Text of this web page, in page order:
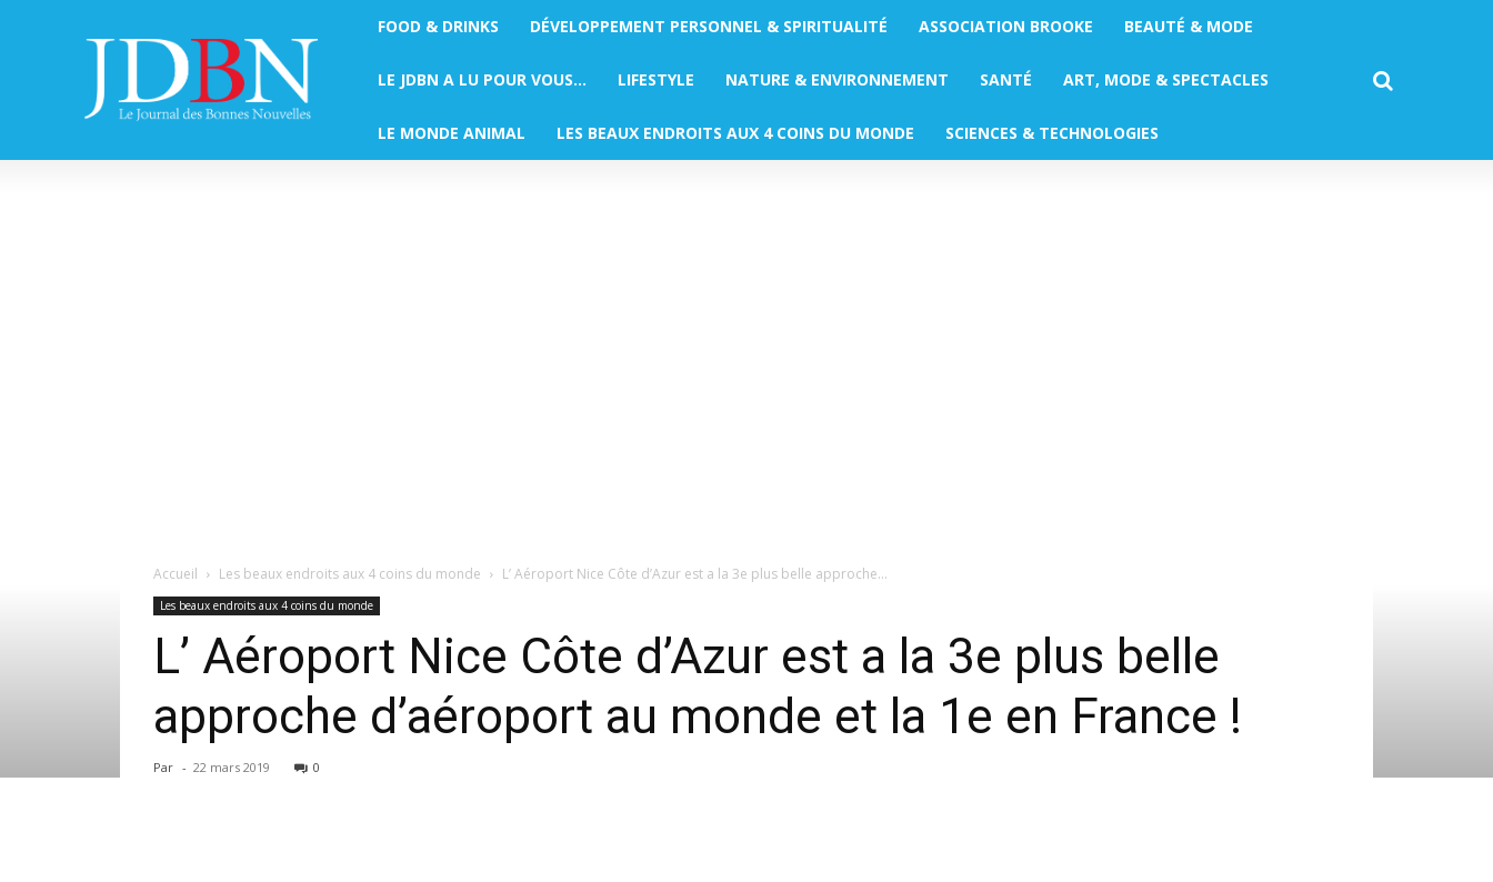
FOOD & DRINKS DÉVELOPPEMENT PERSONNEL & SPIRITUALITÉ ASSOCIATION BROOKE BEAUTÉ & MODE
LE JDBN A LU POUR VOUS… LIFESTYLE NATURE & ENVIRONNEMENT SANTÉ ART, MODE & SPECTACLES
LE MONDE ANIMAL LES BEAUX ENDROITS AUX 4 COINS DU MONDE SCIENCES & TECHNOLOGIES
Accueil Les beaux endroits aux 4 coins du monde L’ Aéroport Nice Côte d’Azur est a la 3e plus belle approche...
Les beaux endroits aux 4 coins du monde
L’ Aéroport Nice Côte d’Azur est a la 3e plus belle
approche d’aéroport au monde et la 1e en France !
Par - 22 mars 2019 0